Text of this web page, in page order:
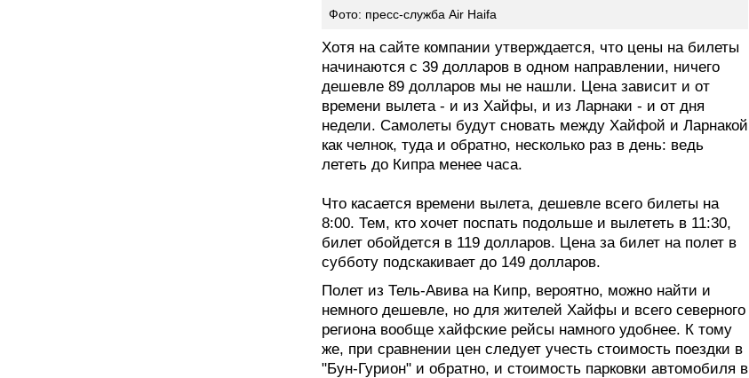
Фото: пресс-служба Air Haifa
Хотя на сайте компании утверждается, что цены на билеты
начинаются с 39 долларов в одном направлении, ничего
дешевле 89 долларов мы не нашли. Цена зависит и от
времени вылета - и из Хайфы, и из Ларнаки - и от дня
недели. Самолеты будут сновать между Хайфой и Ларнакой
как челнок, туда и обратно, несколько раз в день: ведь
лететь до Кипра менее часа.
Что касается времени вылета, дешевле всего билеты на
8:00. Тем, кто хочет поспать подольше и вылететь в 11:30,
билет обойдется в 119 долларов. Цена за билет на полет в
субботу подскакивает до 149 долларов.
Полет из Тель-Авива на Кипр, вероятно, можно найти и
немного дешевле, но для жителей Хайфы и всего северного
региона вообще хайфские рейсы намного удобнее. К тому
же, при сравнении цен следует учесть стоимость поездки в
"Бун-Гурион" и обратно, и стоимость парковки автомобиля в